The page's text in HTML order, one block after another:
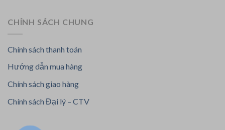
CHÍNH SÁCH CHUNG
Chính sách thanh toán
Hướng dẫn mua hàng
Chính sách giao hàng
Chính sách Đại lý – CTV